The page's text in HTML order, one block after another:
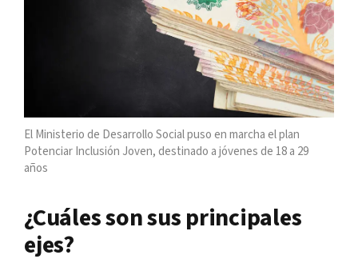
El Ministerio de Desarrollo Social puso en marcha el plan
Potenciar Inclusión Joven, destinado a jóvenes de 18 a 29
años
¿Cuáles son sus principales
ejes?